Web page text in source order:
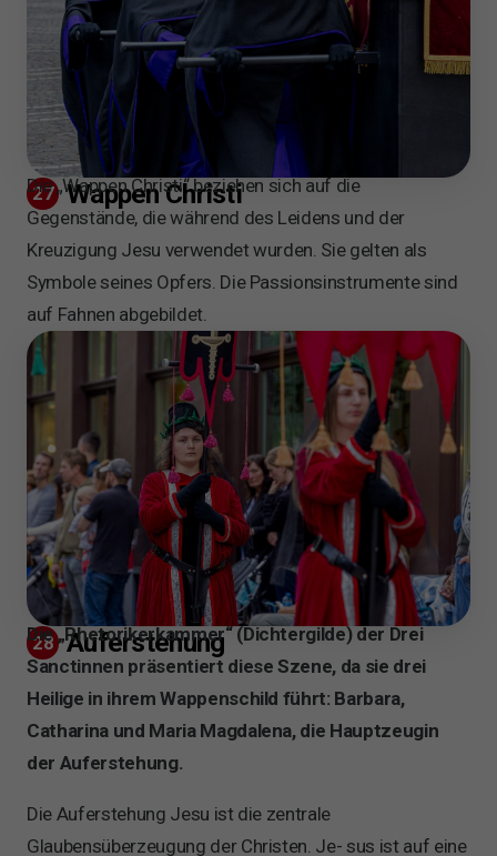
27 Wappen Christi
Die „Wappen Christi“ beziehen sich auf die
Gegenstände, die während des Leidens und der
Kreuzigung Jesu verwendet wurden. Sie gelten als
Symbole seines Opfers. Die Passionsinstrumente sind
auf Fahnen abgebildet.
28 Auferstehung
Die „Rhetorikerkammer“ (Dichtergilde) der Drei
Sanctinnen präsentiert diese Szene, da sie drei
Heilige in ihrem Wappenschild führt: Barbara,
Catharina und Maria Magdalena, die Hauptzeugin
der Auferstehung.
Die Auferstehung Jesu ist die zentrale
Glaubensüberzeugung der Christen. Je- sus ist auf eine